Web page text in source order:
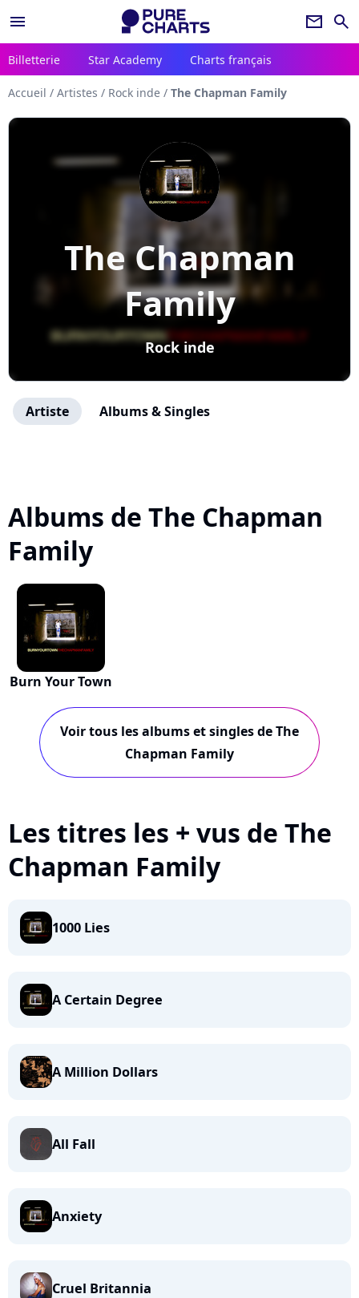
menu newsletter search
Billetterie Star Academy Charts français
Accueil / Artistes / Rock inde / The Chapman Family
The Chapman
Family
Rock inde
Artiste Albums & Singles
Albums de The Chapman
Family
Burn Your Town
Voir tous les albums et singles de The
Chapman Family
Les titres les + vus de The
Chapman Family
1000 Lies
A Certain Degree
A Million Dollars
All Fall
Anxiety
Cruel Britannia